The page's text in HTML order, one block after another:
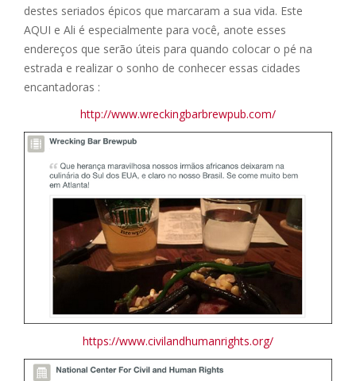
destes seriados épicos que marcaram a sua vida. Este
AQUI e Ali é especialmente para você, anote esses
endereços que serão úteis para quando colocar o pé na
estrada e realizar o sonho de conhecer essas cidades
encantadoras :
http://www.wreckingbarbrewpub.com/
https://www.civilandhumanrights.org/